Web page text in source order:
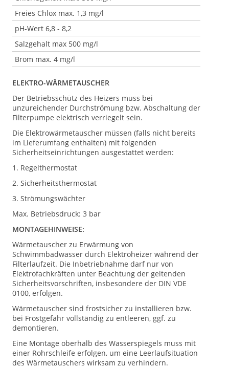
Freies Chlox max. 1,3 mg/l
pH-Wert 6,8 - 8,2
Salzgehalt max 500 mg/l
Brom max. 4 mg/l
ELEKTRO-WÄRMETAUSCHER
Der Betriebsschütz des Heizers muss bei
unzureichender Durchströmung bzw. Abschaltung der
Filterpumpe elektrisch verriegelt sein.
Die Elektrowärmetauscher müssen (falls nicht bereits
im Lieferumfang enthalten) mit folgenden
Sicherheitseinrichtungen ausgestattet werden:
1. Regelthermostat
2. Sicherheitsthermostat
3. Strömungswächter
Max. Betriebsdruck: 3 bar
MONTAGEHINWEISE:
Wärmetauscher zu Erwärmung von
Schwimmbadwasser durch Elektroheizer während der
Filterlaufzeit. Die Inbetriebnahme darf nur von
Elektrofachkräften unter Beachtung der geltenden
Sicherheitsvorschriften, insbesondere der DIN VDE
0100, erfolgen.
Wärmetauscher sind frostsicher zu installieren bzw.
bei Frostgefahr vollständig zu entleeren, ggf. zu
demontieren.
Eine Montage oberhalb des Wasserspiegels muss mit
einer Rohrschleife erfolgen, um eine Leerlaufsituation
des Wärmetauschers wirksam zu verhindern.